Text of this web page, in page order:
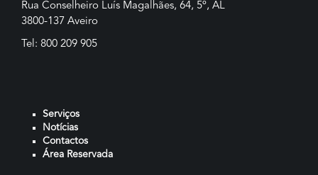
Rua Conselheiro Luís Magalhães, 64, 5º, AL
3800-137 Aveiro
Tel: 800 209 905
Serviços
Notícias
Contactos
Área Reservada